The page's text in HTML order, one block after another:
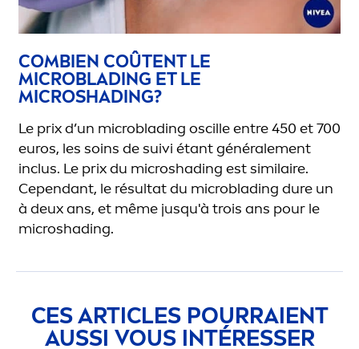
COMBIEN COÛTENT LE
MICROBLADING ET LE
MICROSHADING?
Le prix d’un microblading oscilleentre450 et 700
euros, les soins de suivi étant généralement
inclus. Le prix du microshading est similaire.
Cependant, le résultat du microblading dure un
à deux ans, et même jusqu'à trois ans pour le
microshading.
CES ARTICLES POURRAIENT
AUSSI VOUS INTÉRESSER